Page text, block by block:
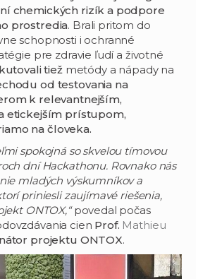
chemických rizík a podpore
prostredia. Brali pritom do
schopnosti i ochranné
pre zdravie ľudí a životné
tiežmetódy a nápady na
od testovania na
k relevantnejším,
etickejším prístupom,
na človeka.
spokojná so skvelou tímovou
dní Hackathonu. Rovnako nás
mladých výskumníkov a
priniesli zaujímavé riešenia,
ONTOX,“povedal počas
cien Prof. Mathieu
projektu ONTOX.